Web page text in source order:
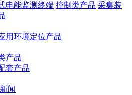
电能监测终端 控制类产品 采集装
用环境定位产品
产品
套产品
闻